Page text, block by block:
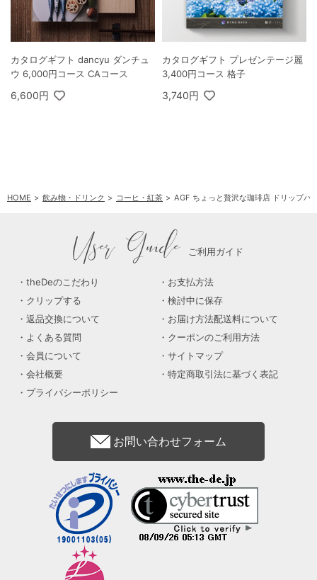
カタログギフト dancyu ダンチュ
ウ 6,000円コース CAコース
6,600円
カタログギフト プレゼンテージ麗
3,400円コース 格子
3,740円
HOME 飲み物・ドリンク コーヒ・紅茶 AGF ちょっと贅沢な珈琲店 ドリップパ
User Guide ご利用ガイド
theDeのこだわり
お支払方法
クリップする
検討中に保存
返品交換について
お届け方法配送料について
よくある質問
クーポンのご利用方法
会員について
サイトマップ
会社概要
特定商取引法に基づく表記
プライバシーポリシー
お問い合わせフォーム